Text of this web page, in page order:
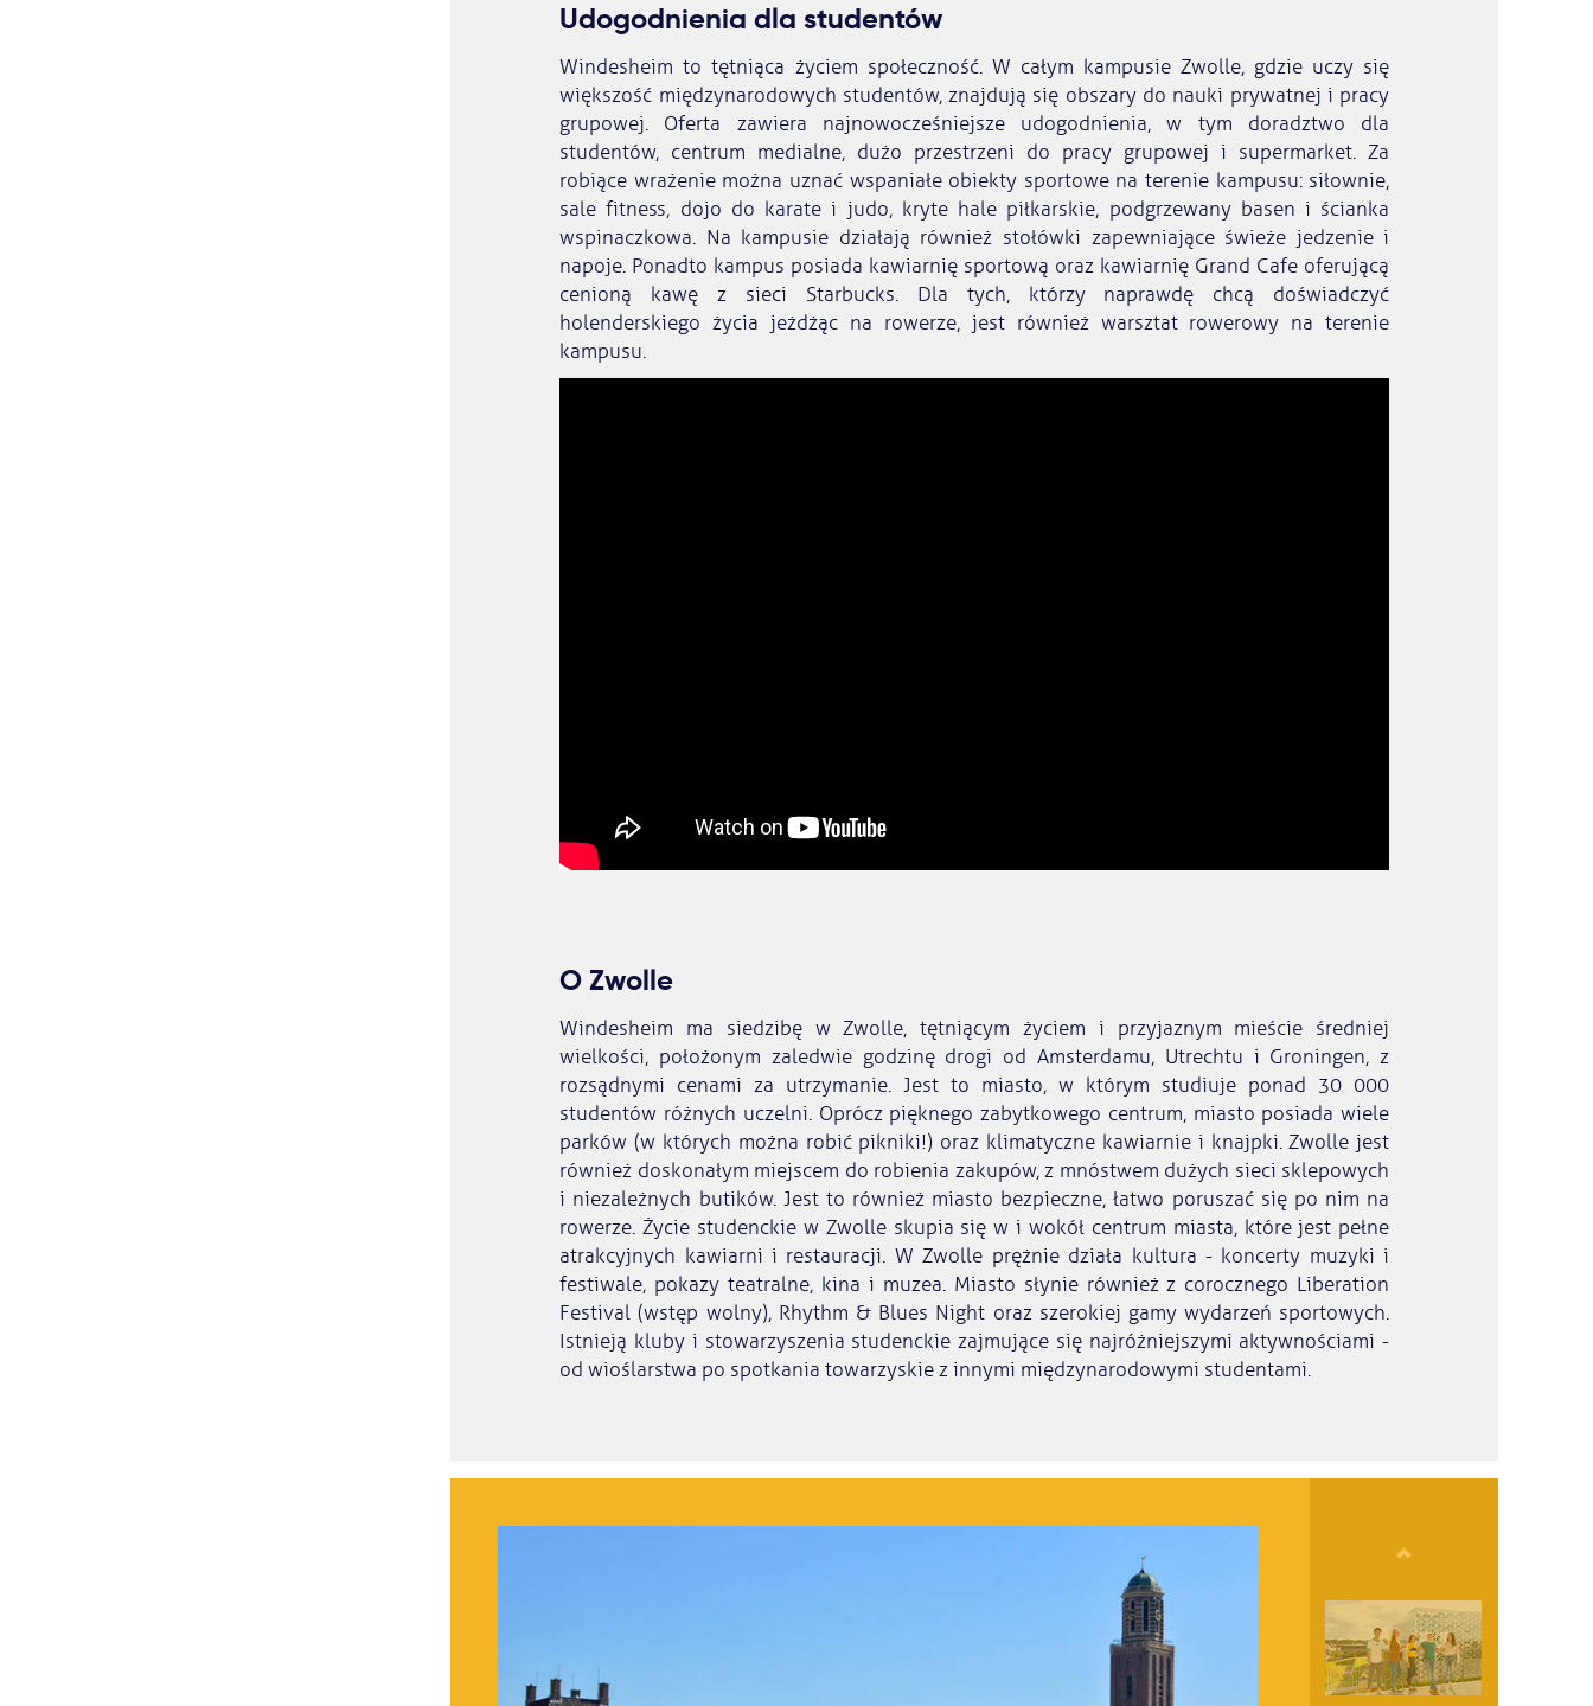
Udogodnienia dla studentów
Windesheim to tętniąca życiem społeczność. W całym kampusie Zwolle, gdzie uczy się
większość międzynarodowych studentów, znajdują się obszary do nauki prywatnej i pracy
grupowej. Oferta zawiera najnowocześniejsze udogodnienia, w tym doradztwo dla
studentów, centrum medialne, dużo przestrzeni do pracy grupowej i supermarket. Za
robiące wrażenie można uznać wspaniałe obiekty sportowe na terenie kampusu: siłownie,
sale fitness, dojo do karate i judo, kryte hale piłkarskie, podgrzewany basen i ścianka
wspinaczkowa. Na kampusie działają również stołówki zapewniające świeże jedzenie i
napoje. Ponadto kampus posiada kawiarnię sportową oraz kawiarnię Grand Cafe oferującą
cenioną kawę z sieci Starbucks. Dla tych, którzy naprawdę chcą doświadczyć
holenderskiego życia jeżdżąc na rowerze, jest również warsztat rowerowy na terenie
kampusu.
O Zwolle
Windesheim ma siedzibę w Zwolle, tętniącym życiem i przyjaznym mieście średniej
wielkości, położonym zaledwie godzinę drogi od Amsterdamu, Utrechtu i Groningen, z
rozsądnymi cenami za utrzymanie. Jest to miasto, w którym studiuje ponad 30 000
studentów różnych uczelni. Oprócz pięknego zabytkowego centrum, miasto posiada wiele
parków (w których można robić pikniki!) oraz klimatyczne kawiarnie i knajpki. Zwolle jest
również doskonałym miejscem do robienia zakupów, z mnóstwem dużych sieci sklepowych
i niezależnych butików. Jest to również miasto bezpieczne, łatwo poruszać się po nim na
rowerze. Życie studenckie w Zwolle skupia się w i wokół centrum miasta, które jest pełne
atrakcyjnych kawiarni i restauracji. W Zwolle prężnie działa kultura - koncerty muzyki i
festiwale, pokazy teatralne, kina i muzea. Miasto słynie również z corocznego Liberation
Festival (wstęp wolny), Rhythm & Blues Night oraz szerokiej gamy wydarzeń sportowych.
Istnieją kluby i stowarzyszenia studenckie zajmujące się najróżniejszymi aktywnościami -
od wioślarstwa po spotkania towarzyskie z innymi międzynarodowymi studentami.